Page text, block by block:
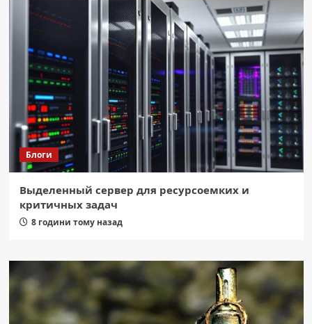
Блоги
Выделенный сервер для ресурсоемких и
критичных задач
8 години тому назад